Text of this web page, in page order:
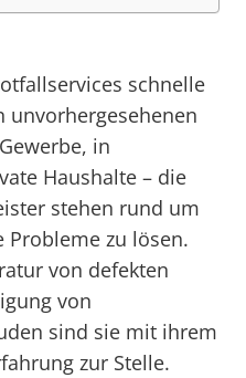
schnelle
unvorhergesehenen
in
Haushalte – die
stehen rund um
zu lösen.
von defekten
von
sind sie mit ihrem
zur Stelle.